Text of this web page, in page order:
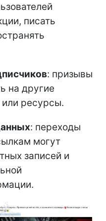
писать
: призывы
на другие
ресурсы.
: переходы
могут
записей и